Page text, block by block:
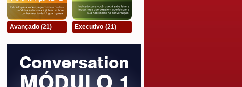
Avançado (21) Executivo (21)